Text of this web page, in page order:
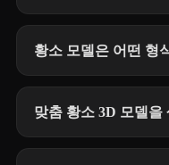
황소 모델은 어떤 형
맞춤 황소 3D 모델을